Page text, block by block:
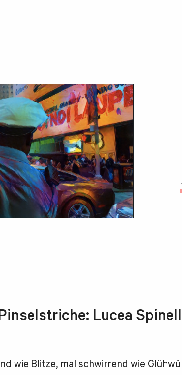
Lucea
wie Blitze, mal schwirrend wie